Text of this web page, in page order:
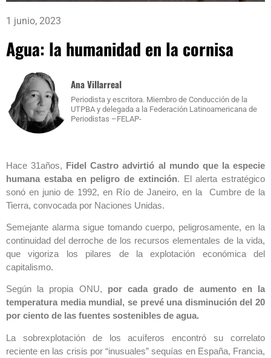
1 junio, 2023
Agua: la humanidad en la cornisa
Ana Villarreal
Periodista y escritora. Miembro de Conducción de la
UTPBA y delegada a la Federación Latinoamericana de
Periodistas –FELAP-
Hace 31años, Fidel Castro advirtió al mundo que la especie
humana estaba en peligro de extinción. El alerta estratégico
sonó en junio de 1992, en Río de Janeiro, en la Cumbre de la
Tierra, convocada por Naciones Unidas.
Semejante alarma sigue tomando cuerpo, peligrosamente, en la
continuidad del derroche de los recursos elementales de la vida,
que vigoriza los pilares de la explotación económica del
capitalismo.
Según la propia ONU, por cada grado de aumento en la
temperatura media mundial, se prevé una disminución del 20
por ciento de las fuentes sostenibles de agua.
La sobrexplotación de los acuíferos encontró su correlato
reciente en las crisis por “inusuales” sequías en España, Francia,